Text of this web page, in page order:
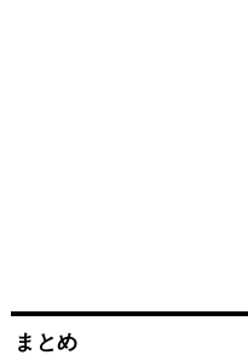
まとめ